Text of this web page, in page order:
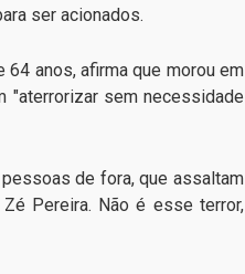
ser acionados.
64 anos, afirma que morou em
"aterrorizar sem necessidade
de fora, que assaltam
Pereira. Não é esse terror,